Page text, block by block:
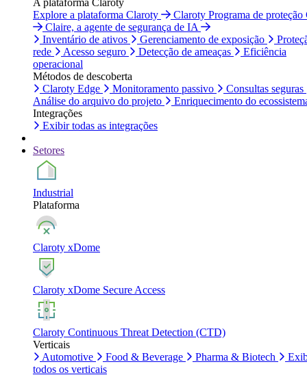
A plataforma Claroty
Explore a plataforma Claroty
Claroty Programa de proteção
Claire, a agente de segurança de IA
Inventário de ativos
Gerenciamento de exposição
rede
Acesso seguro Detecção de ameaças
Eficiência
operacional
Métodos de descoberta
Claroty Edge
Monitoramento passivo
Consultas seguras
Análise do arquivo do projeto
Enriquecimento do
Integrações
Exibir todas as integrações
Setores
Industrial
Plataforma
Claroty xDome
Claroty xDome Secure Access
Claroty Continuous Threat Detection (CTD)
Verticais
Automotive
Food & Beverage Pharma & Biotech
todos os verticais